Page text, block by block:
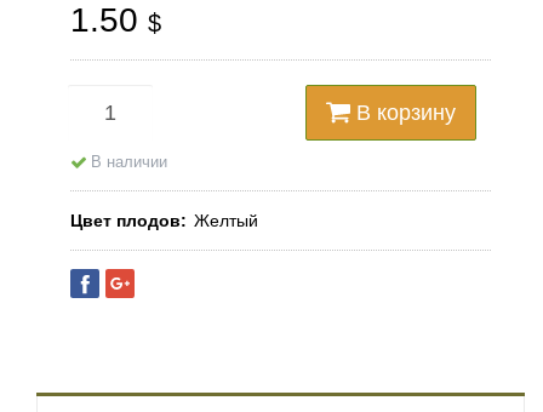
1.50 $
В корзину
В наличии
Цвет плодов Желтый